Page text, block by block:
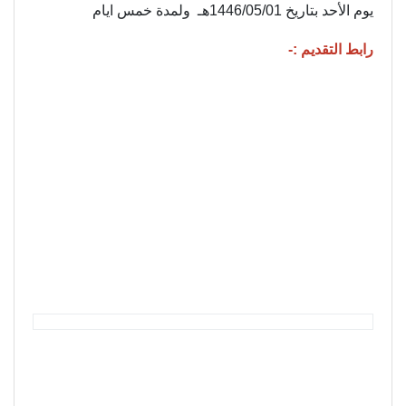
يوم الأحد بتاريخ 1446/05/01هـ ولمدة خمس ايام
رابط التقديم :-